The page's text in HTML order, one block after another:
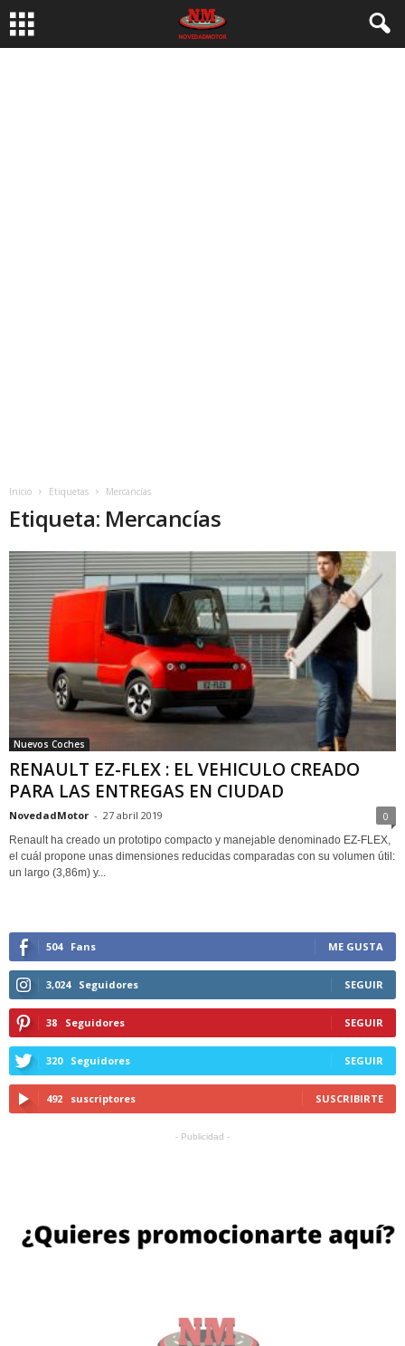
Inicio Etiquetas Mercancías
Etiqueta: Mercancías
Nuevos Coches
RENAULT EZ-FLEX : EL VEHICULO CREADO
PARA LAS ENTREGAS EN CIUDAD
NovedadMotor - 27 abril 2019 0
Renault ha creado un prototipo compacto y manejable denominado EZ-FLEX,
el cuál propone unas dimensiones reducidas comparadas con su volumen útil:
un largo (3,86m) y...
504 Fans ME GUSTA
3,024 Seguidores SEGUIR
38 Seguidores SEGUIR
320 Seguidores SEGUIR
492 suscriptores SUSCRIBIRTE
- Publicidad -